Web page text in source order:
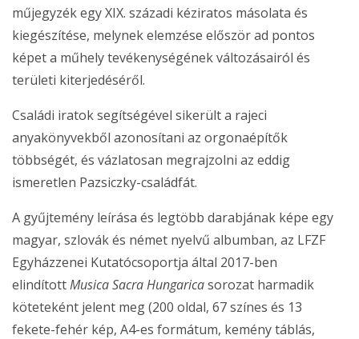
műjegyzék egy XIX. századi kéziratos másolata és
kiegészítése, melynek elemzése először ad pontos
képet a műhely tevékenységének változásairól és
területi kiterjedéséről.
Családi iratok segítségével sikerült a rajeci
anyakönyvekből azonosítani az orgonaépítők
többségét, és vázlatosan megrajzolni az eddig
ismeretlen Pazsiczky-családfát.
A gyűjtemény leírása és legtöbb darabjának képe egy
magyar, szlovák és német nyelvű albumban, az LFZF
Egyházzenei Kutatócsoportja által 2017-ben
elindítottMusica Sacra Hungaricasorozat harmadik
köteteként jelent meg (200 oldal, 67 színes és 13
fekete-fehér kép, A4-es formátum, kemény táblás,